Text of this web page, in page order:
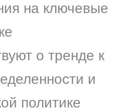
на ключевые
о тренде к
и
политике